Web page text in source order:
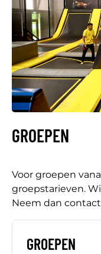
GROEPEN
Voor groepen
groepstarieven.
Neem dan
GROEPEN